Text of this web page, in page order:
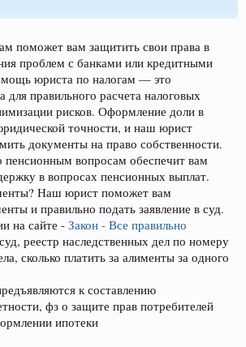
поможет вам защитить свои права в
проблем с банками или кредитными
юриста по налогам — это
для правильного расчета налоговых
рисков. Оформление доли в
точности, и наш юрист
документы на право собственности.
вопросам обеспечит вам
в вопросах пенсионных выплат.
Наш юрист поможет вам
и правильно подать заявление в суд.
на сайте - Закон - Все правильно
реестр наследственных дел по номеру
сколько платить за алименты за одного
к составлению
фз о защите прав потребителей
ипотеки